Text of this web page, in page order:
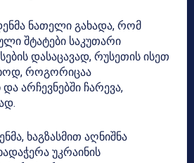
ნათელი გახადა, რომ
შტატები საკუთარი
დასაცავად, რუსეთის ისეთ
როგორიცაა
არჩევნებში ჩარევა,
ხაგზასმით აღნიშნა
უკრაინის